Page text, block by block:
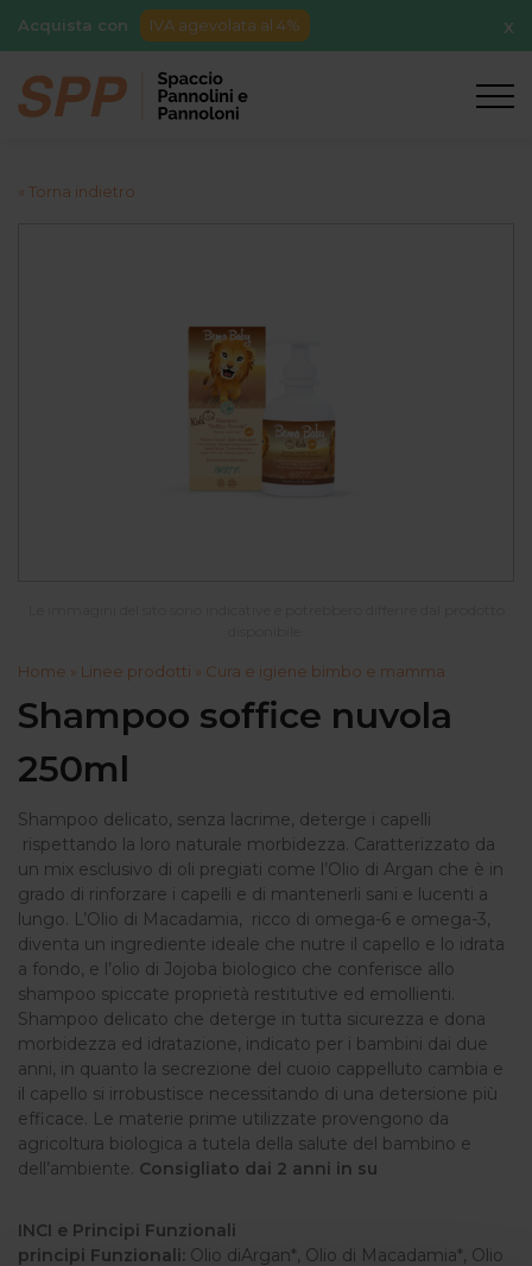
Acquista con IVA agevolata al 4% X
« Torna indietro
Home » Linee prodotti » Cura e igiene bimbo e mamma
Shampoo soffice nuvola
250ml
Shampoo delicato, senza lacrime, deterge i capelli
rispettando la loro naturale morbidezza. Caratterizzato da
un mix esclusivo di oli pregiati come l’Olio di Argan che è in
grado di rinforzare i capelli e di mantenerli sani e lucenti a
lungo. L’Olio di Macadamia, ricco di omega-6 e omega-3,
diventa un ingrediente ideale che nutre il capello e lo idrata
a fondo, e l’olio di Jojoba biologico che conferisce allo
shampoo spiccate proprietà restitutive ed emollienti.
Shampoo delicato che deterge in tutta sicurezza e dona
morbidezza ed idratazione, indicato per i bambini dai due
anni, in quanto la secrezione del cuoio cappelluto cambia e
il capello si irrobustisce necessitando di una detersione più
efficace. Le materie prime utilizzate provengono da
agricoltura biologica a tutela della salute del bambino e
dell’ambiente. Consigliato dai 2 anni in su
INCI e Principi Funzionali
principi Funzionali: Olio diArgan*, Olio di Macadamia*, Olio